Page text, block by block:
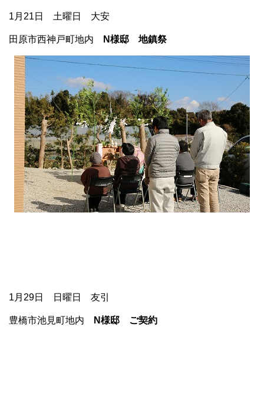
1月21日 土曜日 大安
田原市西神戸町地内 N様邸 地鎮祭
1月29日 日曜日 友引
豊橋市池見町地内 N様邸 ご契約